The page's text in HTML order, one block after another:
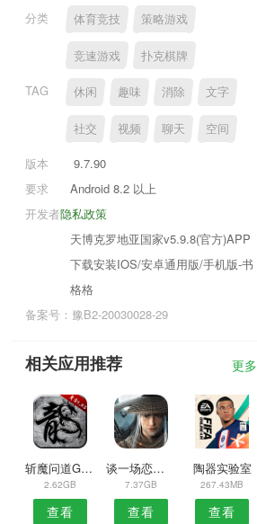
分类
体育竞技 策略游戏
竞速游戏 扑克棋牌
TAG 休闲 趣味 消除 文字
社交 视频 聊天 空间
版本
9.7.90
要求
Android 8.2 以上
隐私政策
开发者
天博克罗地亚国家v5.9.8(官方)APP
下载安装IOS/安卓通用版/手机版-书
格格
备案号：豫B2-20030028-29
相关应用推荐 更多
斩魔问道GM版
2.62GB
查看
谈一场恋爱手游
7.37GB
查看
陶器实验室
267.43MB
查看